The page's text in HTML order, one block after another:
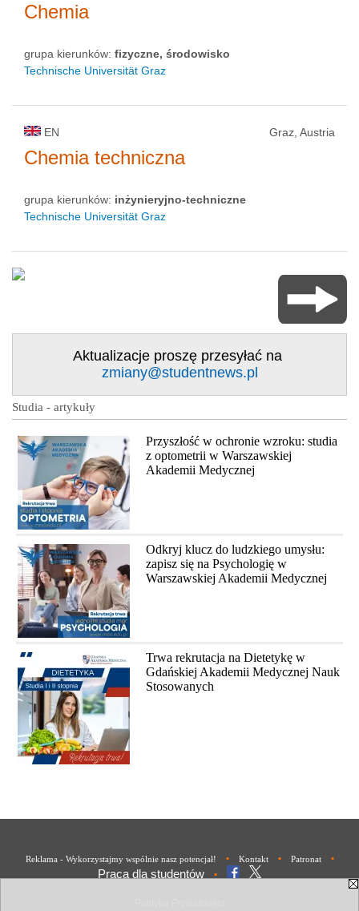
Chemia
grupa kierunków: fizyczne, środowisko
Technische Universität Graz
EN Graz, Austria
Chemia techniczna
grupa kierunków: inżynieryjno-techniczne
Technische Universität Graz
Aktualizacje proszę przesyłać na
zmiany@studentnews.pl
Studia - artykuły
Przyszłość w ochronie wzroku: studia
z optometrii w Warszawskiej
Akademii Medycznej
Odkryj klucz do ludzkiego umysłu:
zapisz się na Psychologię w
Warszawskiej Akademii Medycznej
Trwa rekrutacja na Dietetykę w
Gdańskiej Akademii Medycznej Nauk
Stosowanych
Reklama - Wykorzystajmy wspólnie nasz potencjał! • Kontakt • Patronat •
Praca dla studentów •